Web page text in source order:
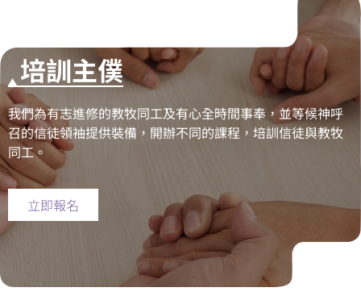
培訓主僕
我們為有志進修的教牧同工及有心全時間事奉，並等候神呼
召的信徒領袖提供裝備，開辦不同的課程，培訓信徒與教牧
同工。
立即報名